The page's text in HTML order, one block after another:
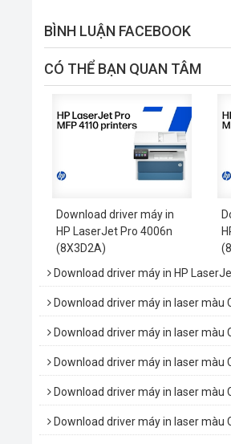
BÌNH LUẬN FACEBOOK
CÓ THỂ BẠN QUAN TÂM
Download driver máy in
HP LaserJet Pro 4006n
(8X3D2A)
Download driver máy in HP
Download driver máy in laser màu
Download driver máy in laser màu
Download driver máy in laser màu
Download driver máy in laser màu
Download driver máy in laser màu